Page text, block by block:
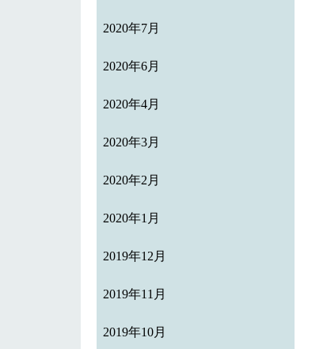
2020年7月
2020年6月
2020年4月
2020年3月
2020年2月
2020年1月
2019年12月
2019年11月
2019年10月